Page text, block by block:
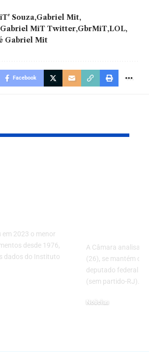
Souza Gabriel Mit
Gabriel MiT Twitter GbrMiT LOL
Gabriel Mit
Facebook
em 2023 o menor
desde 1976,
dados do Instituto
A Câmara analisa,
(26), se mantém ou
deputado federal
(sem partido-RJ).
Noticias